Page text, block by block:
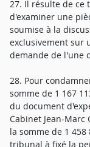
27. Il résulte de ce
d'examiner une
soumise à la
exclusivement sur
demande de l'une
28. Pour
somme de 1 167
du document
Cabinet Jean-Marc
la somme de 1
tribunal à fixé la